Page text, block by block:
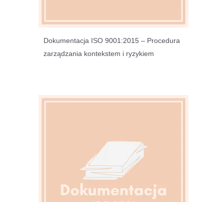
Dokumentacja ISO 9001:2015 – Procedura
zarządzania kontekstem i ryzykiem